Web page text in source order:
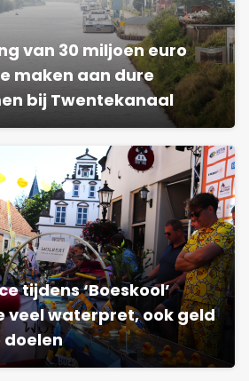
van 30 miljoen euro
maken aan dure
bij Twentekanaal
tijdens ‘Boeskool’
veel waterpret, ook geld
doelen